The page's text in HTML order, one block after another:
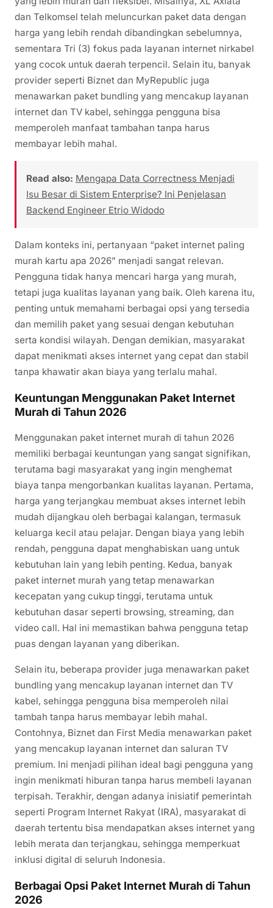
dan Telkomsel telah meluncurkan paket data dengan
harga yang lebih rendah dibandingkan sebelumnya,
sementara Tri (3) fokus pada layanan internet nirkabel
yang cocok untuk daerah terpencil. Selain itu, banyak
provider seperti Biznet dan MyRepublic juga
menawarkan paket bundling yang mencakup layanan
internet dan TV kabel, sehingga pengguna bisa
memperoleh manfaat tambahan tanpa harus
membayar lebih mahal.
Read also: Mengapa Data Correctness Menjadi
Isu Besar di Sistem Enterprise? Ini Penjelasan
Backend Engineer Etrio Widodo
Dalam konteks ini, pertanyaan “paket internet paling
murah kartu apa 2026” menjadi sangat relevan.
Pengguna tidak hanya mencari harga yang murah,
tetapi juga kualitas layanan yang baik. Oleh karena itu,
penting untuk memahami berbagai opsi yang tersedia
dan memilih paket yang sesuai dengan kebutuhan
serta kondisi wilayah. Dengan demikian, masyarakat
dapat menikmati akses internet yang cepat dan stabil
tanpa khawatir akan biaya yang terlalu mahal.
Keuntungan Menggunakan Paket Internet
Murah di Tahun 2026
Menggunakan paket internet murah di tahun 2026
memiliki berbagai keuntungan yang sangat signifikan,
terutama bagi masyarakat yang ingin menghemat
biaya tanpa mengorbankan kualitas layanan. Pertama,
harga yang terjangkau membuat akses internet lebih
mudah dijangkau oleh berbagai kalangan, termasuk
keluarga kecil atau pelajar. Dengan biaya yang lebih
rendah, pengguna dapat menghabiskan uang untuk
kebutuhan lain yang lebih penting. Kedua, banyak
paket internet murah yang tetap menawarkan
kecepatan yang cukup tinggi, terutama untuk
kebutuhan dasar seperti browsing, streaming, dan
video call. Hal ini memastikan bahwa pengguna tetap
puas dengan layanan yang diberikan.
Selain itu, beberapa provider juga menawarkan paket
bundling yang mencakup layanan internet dan TV
kabel, sehingga pengguna bisa memperoleh nilai
tambah tanpa harus membayar lebih mahal.
Contohnya, Biznet dan First Media menawarkan paket
yang mencakup layanan internet dan saluran TV
premium. Ini menjadi pilihan ideal bagi pengguna yang
ingin menikmati hiburan tanpa harus membeli layanan
terpisah. Terakhir, dengan adanya inisiatif pemerintah
seperti Program Internet Rakyat (IRA), masyarakat di
daerah tertentu bisa mendapatkan akses internet yang
lebih merata dan terjangkau, sehingga memperkuat
inklusi digital di seluruh Indonesia.
Berbagai Opsi Paket Internet Murah di Tahun
2026